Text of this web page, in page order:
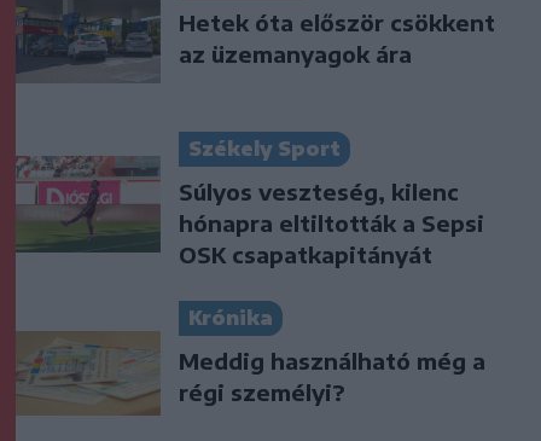
Hetek óta először csökkent
az üzemanyagok ára
Székely Sport
Súlyos veszteség, kilenc
hónapra eltiltották a Sepsi
OSK csapatkapitányát
Krónika
Meddig használható még a
régi személyi?